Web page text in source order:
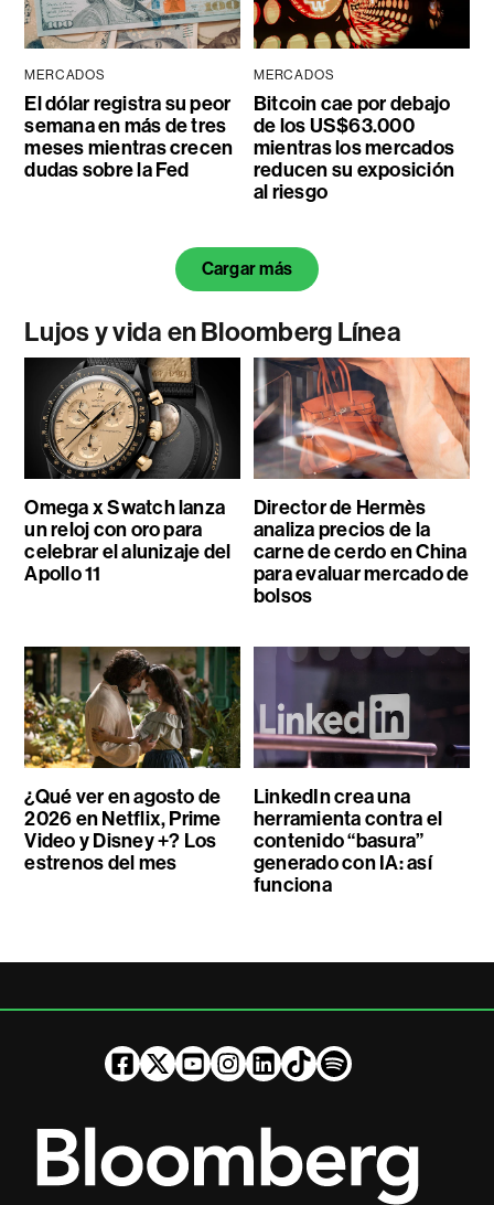
MERCADOS
El dólar registra su peor
semana en más de tres
meses mientras crecen
dudas sobre la Fed
MERCADOS
Bitcoin cae por debajo
de los US$63.000
mientras los mercados
reducen su exposición
al riesgo
Cargar más
Lujos y vida en Bloomberg Línea
Omega x Swatch lanza
un reloj con oro para
celebrar el alunizaje del
Apollo 11
Director de Hermès
analiza precios de la
carne de cerdo en China
para evaluar mercado de
bolsos
¿Qué ver en agosto de
2026 en Netflix, Prime
Video y Disney +? Los
estrenos del mes
LinkedIn crea una
herramienta contra el
contenido “basura”
generado con IA: así
funciona